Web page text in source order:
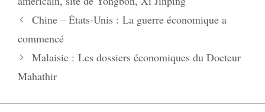
Chine – États-Unis : La guerre économique a
commencé
Malaisie : Les dossiers économiques du Docteur
Mahathir